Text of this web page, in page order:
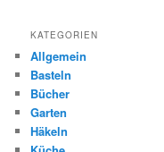
KATEGORIEN
Allgemein
Basteln
Bücher
Garten
Häkeln